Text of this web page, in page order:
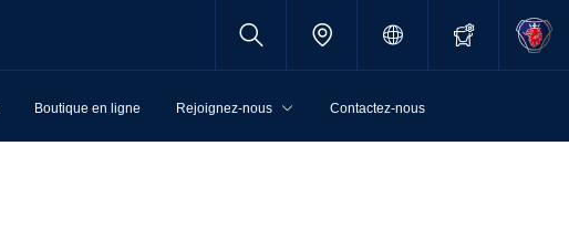
Boutique en ligne Rejoignez-nous Contactez-nous